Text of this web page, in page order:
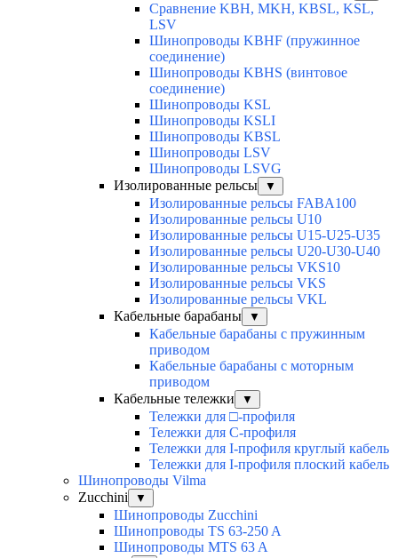
Сравнение KBH, MKH, KBSL, KSL,
LSV
Шинопроводы KBHF (пружинное
соединение)
Шинопроводы KBHS (винтовое
соединение)
Шинопроводы KSL
Шинопроводы KSLI
Шинопроводы KBSL
Шинопроводы LSV
Шинопроводы LSVG
Изолированные рельсы
▼
Изолированные рельсы FABA100
Изолированные рельсы U10
Изолированные рельсы U15-U25-U35
Изолированные рельсы U20-U30-U40
Изолированные рельсы VKS10
Изолированные рельсы VKS
Изолированные рельсы VKL
Кабельные барабаны
▼
Кабельные барабаны с пружинным
приводом
Кабельные барабаны с моторным
приводом
Кабельные тележки
▼
Тележки для □-профиля
Тележки для С-профиля
Тележки для I-профиля круглый кабель
Тележки для I-профиля плоский кабель
Шинопроводы Vilma
Zucchini
▼
Шинопроводы Zucchini
Шинопроводы TS 63-250 A
Шинопроводы MTS 63 A